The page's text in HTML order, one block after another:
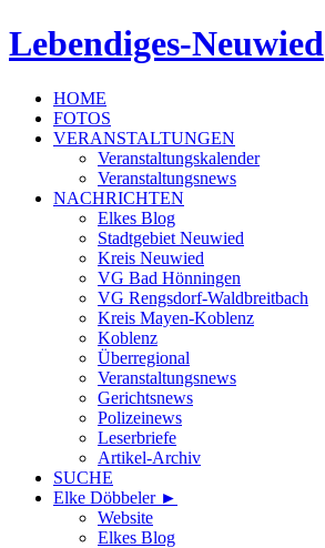
Lebendiges-Neuwied
HOME
FOTOS
VERANSTALTUNGEN
Veranstaltungskalender
Veranstaltungsnews
NACHRICHTEN
Elkes Blog
Stadtgebiet Neuwied
Kreis Neuwied
VG Bad Hönningen
VG Rengsdorf-Waldbreitbach
Kreis Mayen-Koblenz
Koblenz
Überregional
Veranstaltungsnews
Gerichtsnews
Polizeinews
Leserbriefe
Artikel-Archiv
SUCHE
Elke Döbbeler ►
Website
Elkes Blog